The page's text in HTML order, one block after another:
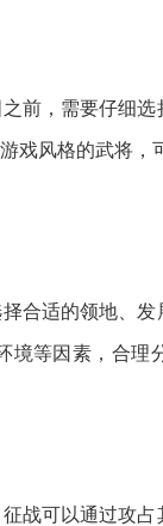
前，需要仔细选
戏风格的武将，
合适的领地、
等因素，合理
战可以通过攻占